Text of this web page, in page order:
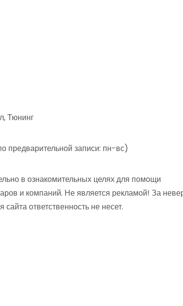
Тюнинг
предварительной записи: пн-вс)
в ознакомительных целях для помощи
и компаний. Не является рекламой! За
ответственность не несет.